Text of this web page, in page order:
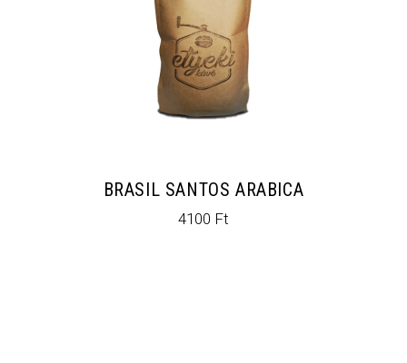
BRASIL SANTOS ARABICA
4100 Ft